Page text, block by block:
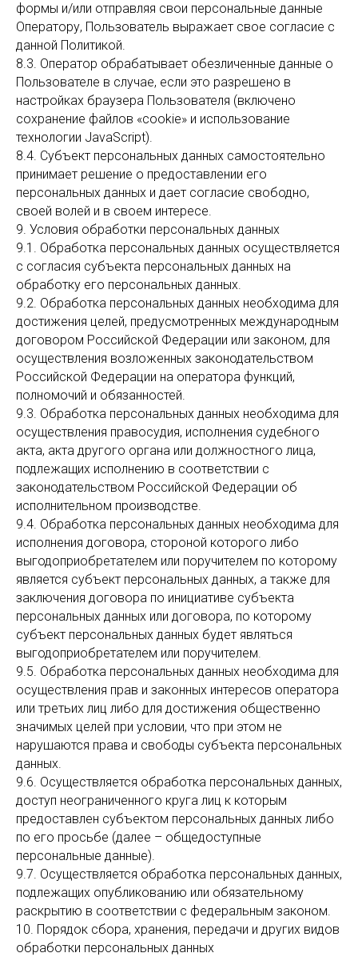
формы и/или отправляя свои персональные данные
Оператору, Пользователь выражает свое согласие с
данной Политикой.
8.3. Оператор обрабатывает обезличенные данные о
Пользователе в случае, если это разрешено в
настройках браузера Пользователя (включено
сохранение файлов «cookie» и использование
технологии JavaScript).
8.4. Субъект персональных данных самостоятельно
принимает решение о предоставлении его
персональных данных и дает согласие свободно,
своей волей и в своем интересе.
9. Условия обработки персональных данных
9.1. Обработка персональных данных осуществляется
с согласия субъекта персональных данных на
обработку его персональных данных.
9.2. Обработка персональных данных необходима для
достижения целей, предусмотренных международным
договором Российской Федерации или законом, для
осуществления возложенных законодательством
Российской Федерации на оператора функций,
полномочий и обязанностей.
9.3. Обработка персональных данных необходима для
осуществления правосудия, исполнения судебного
акта, акта другого органа или должностного лица,
подлежащих исполнению в соответствии с
законодательством Российской Федерации об
исполнительном производстве.
9.4. Обработка персональных данных необходима для
исполнения договора, стороной которого либо
выгодоприобретателем или поручителем по которому
является субъект персональных данных, а также для
заключения договора по инициативе субъекта
персональных данных или договора, по которому
субъект персональных данных будет являться
выгодоприобретателем или поручителем.
9.5. Обработка персональных данных необходима для
осуществления прав и законных интересов оператора
или третьих лиц либо для достижения общественно
значимых целей при условии, что при этом не
нарушаются права и свободы субъекта персональных
данных.
9.6. Осуществляется обработка персональных данных,
доступ неограниченного круга лиц к которым
предоставлен субъектом персональных данных либо
по его просьбе (далее – общедоступные
персональные данные).
9.7. Осуществляется обработка персональных данных,
подлежащих опубликованию или обязательному
раскрытию в соответствии с федеральным законом.
10. Порядок сбора, хранения, передачи и других видов
обработки персональных данных